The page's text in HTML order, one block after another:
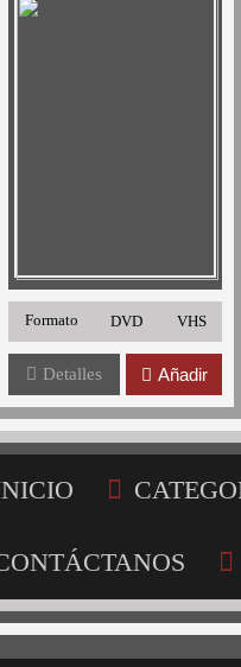
Formato DVD VHS
Detalles Añadir